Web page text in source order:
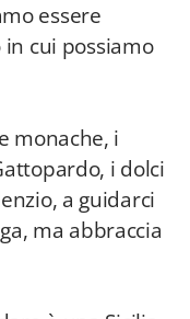
essere
in cui possiamo
monache, i
i dolci
a guidarci
ma abbraccia